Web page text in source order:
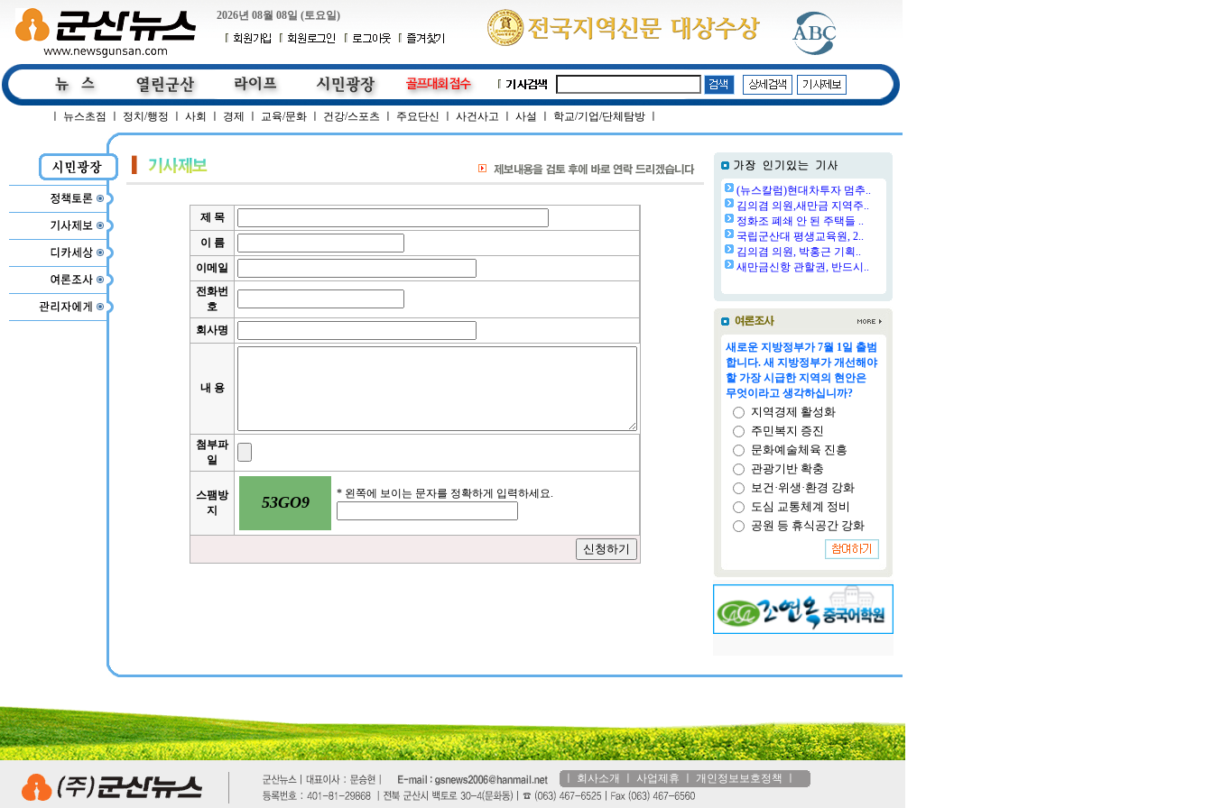
2026년 08월 08일 (토요일)
뉴스초점 정치/행정 사회 경제 교육/문화 건강/스포츠 주요단신 사건사고 사설 학교/기업/단체탐방
제 목
이 름
이메일
전화번
호
회사명
내 용
첨부파
일
스팸방
지
53GO9 * 왼쪽에 보이는 문자를 정확하게 입력하세요.
(뉴스칼럼)현대차투자 멈추..
김의겸 의원,새만금 지역주..
정화조 폐쇄 안 된 주택들 ..
국립군산대 평생교육원, 2..
김의겸 의원, 박홍근 기획..
새만금신항 관할권, 반드시..
새로운 지방정부가 7월 1일 출범
합니다. 새 지방정부가 개선해야
할 가장 시급한 지역의 현안은
무엇이라고 생각하십니까?
지역경제 활성화
주민복지 증진
문화예술체육 진흥
관광기반 확충
보건·위생·환경 강화
도심 교통체계 정비
공원 등 휴식공간 강화
회사소개 사업제휴 개인정보보호정책